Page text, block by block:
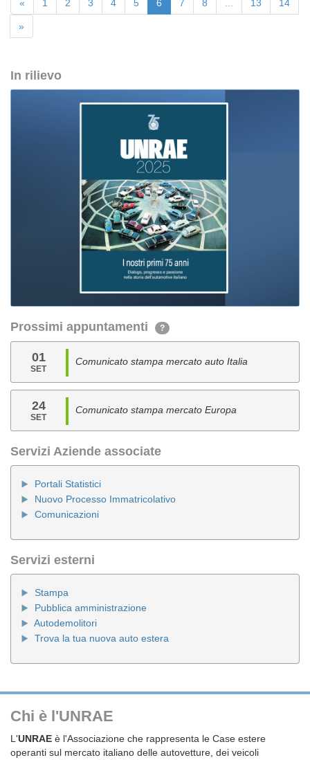
« 1 2 3 4 5 6 7 8 13 14
»
In rilievo
Prossimi appuntamenti ?
01
SET
Comunicato stampa mercato auto Italia
24
SET
Comunicato stampa mercato Europa
Servizi Aziende associate
Portali Statistici
Nuovo Processo Immatricolativo
Comunicazioni
Servizi esterni
Stampa
Pubblica amministrazione
Autodemolitori
Trova la tua nuova auto estera
Chi è l'UNRAE
L'UNRAE è l'Associazione che rappresenta le Case estere
operanti sul mercato italiano delle autovetture, dei veicoli